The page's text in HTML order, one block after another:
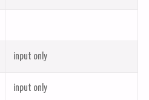
input only
input only